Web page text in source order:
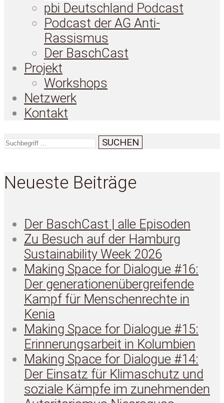
pbi Deutschland Podcast
Podcast der AG Anti-
Rassismus
Der BaschCast
Projekt
Workshops
Netzwerk
Kontakt
SUCHEN
Neueste Beiträge
Der BaschCast | alle Episoden
Zu Besuch auf der Hamburg
Sustainability Week 2026
Making Space for Dialogue #16:
Der generationenübergreifende
Kampf für Menschenrechte in
Kenia
Making Space for Dialogue #15:
Erinnerungsarbeit in Kolumbien
Making Space for Dialogue #14:
Der Einsatz für Klimaschutz und
soziale Kämpfe im zunehmenden